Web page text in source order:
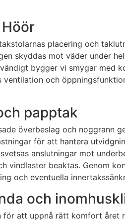
placering och
skyddas mot väder under
bygger vi smygar
och
papptak
överbeslag och noggrann
för att hantera
anslutningar mot
vindlaster beaktas. Genom
och eventuella
och
att uppnå rätt komfort året